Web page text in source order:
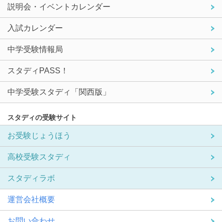
説明会・イベントカレンダー
入試カレンダー
中学受験情報局
スタディPASS！
中学受験スタディ「関西版」
スタディの受験サイト
お受験じょうほう
高校受験スタディ
スタディラボ
運営会社概要